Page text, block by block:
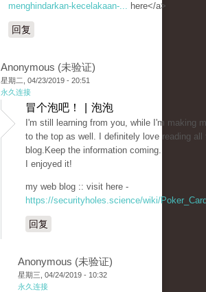
menghindarkan-kecelakaan-... here</a>
回复
Anonymous (未验证)
星期二, 04/23/2019 - 20:51
永久连接
冒个泡吧！ | 泡泡
I'm still learning from you, while I'm making
to the top as well. I definitely love reading
blog.Keep the information coming.
I enjoyed it!
my web blog :: visit here -
https://securityholes.science/wiki/
回复
Anonymous (未验证)
星期三, 04/24/2019 - 10:32
永久连接